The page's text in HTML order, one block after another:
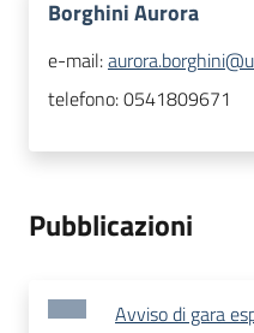
Borghini Aurora
e-mail:
telefono:0541809671
Pubblicazioni
Avviso di gara